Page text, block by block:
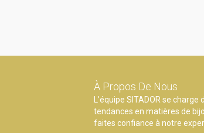
À Propos De Nous
L’équipe SITADOR se
tendances en matières de
faites confiance à notre